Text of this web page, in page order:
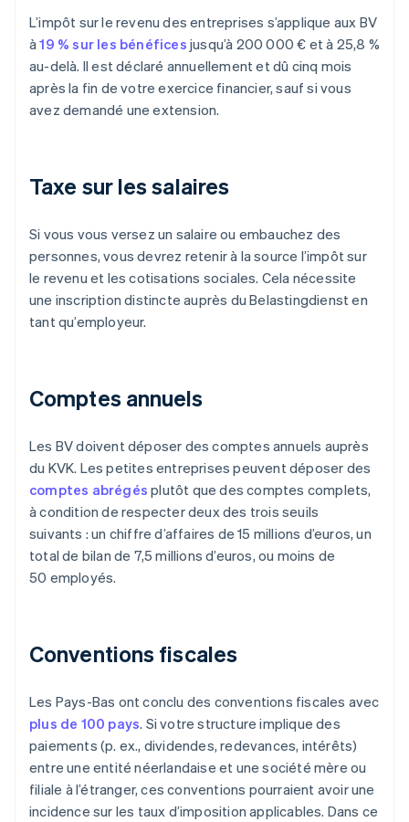
L’impôt sur le revenu des entreprises s’applique aux BV
à19 % sur les bénéfices jusqu’à 200 000 € et à 25,8 %
au-delà. Il est déclaré annuellement et dû cinq mois
après la fin de votre exercice financier, sauf si vous
avez demandé une extension.
Taxe sur les salaires
Si vous vous versez un salaire ou embauchez des
personnes, vous devrez retenir à la source l’impôt sur
le revenu et les cotisations sociales. Cela nécessite
une inscription distincte auprès du Belastingdienst en
tant qu’employeur.
Comptes annuels
Les BV doivent déposer des comptes annuels auprès
du KVK. Les petites entreprises peuvent déposer des
comptes abrégés plutôt que des comptes complets,
à condition de respecter deux des trois seuils
suivants : un chiffre d’affaires de 15 millions d’euros, un
total de bilan de 7,5 millions d’euros, ou moins de
50 employés.
Conventions fiscales
Les Pays-Bas ont conclu des conventions fiscales avec
plus de 100 pays. Si votre structure implique des
paiements (p. ex., dividendes, redevances, intérêts)
entre une entité néerlandaise et une société mère ou
filiale à l’étranger, ces conventions pourraient avoir une
incidence sur les taux d’imposition applicables. Dans ce